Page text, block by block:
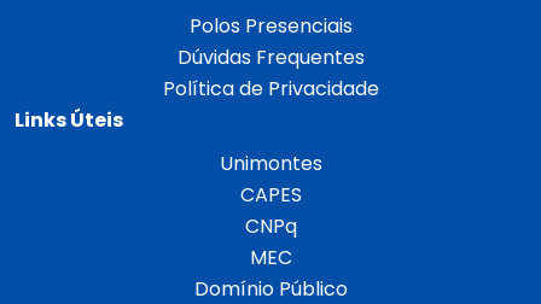
Polos Presenciais
Dúvidas Frequentes
Política de Privacidade
Links Úteis
Unimontes
CAPES
CNPq
MEC
Domínio Público